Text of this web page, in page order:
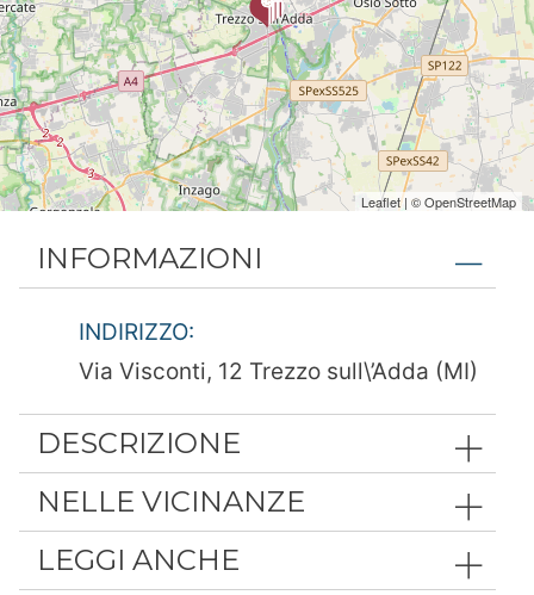
INFORMAZIONI
INDIRIZZO:
Via Visconti, 12 Trezzo sull\’Adda (MI)
DESCRIZIONE
NELLE VICINANZE
LEGGI ANCHE
Leaflet| ©OpenStreetMap